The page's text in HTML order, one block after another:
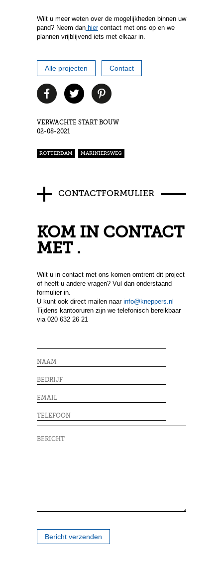
Wilt u meer weten over de mogelijkheden binnen uw
pand? Neem dan hiercontact met ons op en we
plannen vrijblijvend iets met elkaar in.
Alle projecten Contact
VERWACHTE START BOUW
02-08-2021
ROTTERDAM MARINIERSWEG
CONTACTFORMULIER
KOM IN CONTACT
MET .
Wilt u in contact met ons komen omtrent dit project
of heeft u andere vragen? Vul dan onderstaand
formulier in.
U kunt ook direct mailen naar info@kneppers.nl
Tijdens kantooruren zijn we telefonisch bereikbaar
via 020 632 26 21
Bericht verzenden